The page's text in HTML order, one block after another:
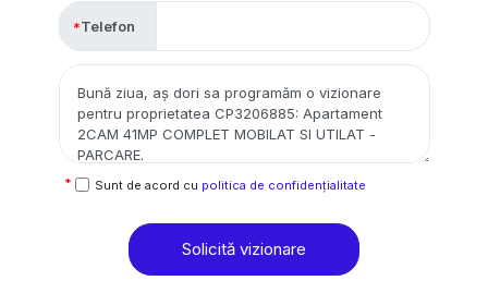
Telefon
Sunt de acord cu politica de confidențialitate
Solicită vizionare